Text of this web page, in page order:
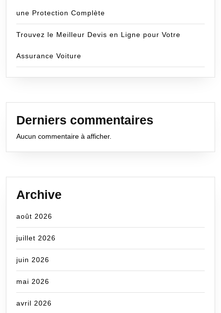
une Protection Complète
Trouvez le Meilleur Devis en Ligne pour Votre
Assurance Voiture
Derniers commentaires
Aucun commentaire à afficher.
Archive
août 2026
juillet 2026
juin 2026
mai 2026
avril 2026